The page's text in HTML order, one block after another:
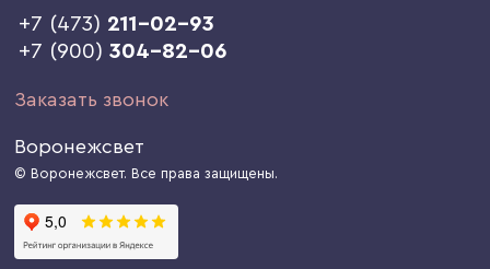
+7 (473) 211-02-93
+7 (900)304-82-06
Заказать звонок
Воронежсвет
© Воронежсвет. Все права защищены.